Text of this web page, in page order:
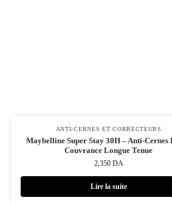
ANTI-CERNES ET CORRECTEURS
Maybelline Super Stay 30H – Anti‑Cernes
Couvrance Longue Tenue
2,350 DA
Lire la suite